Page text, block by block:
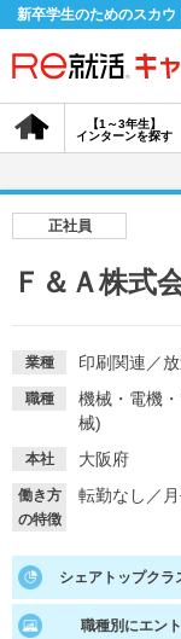
新卒学生のためのスカウ
【1～3年生】
インターンを探す
会員
採用情報を探す
就活ノウハウ
就活支
就活ノウハウが満
正社員
Ｆ＆Ａ株式
業種 印刷関連 ／
職種 機械・電機
械)
本社 大阪府
働き方
の特徴
転勤なし ／
シェアトップクラ
職種別にエン